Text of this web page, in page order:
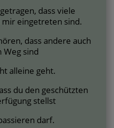
dass viele
eingetreten sind.
dass andere auch
Weg sind
alleine geht.
du den geschützten
stellst
darf.